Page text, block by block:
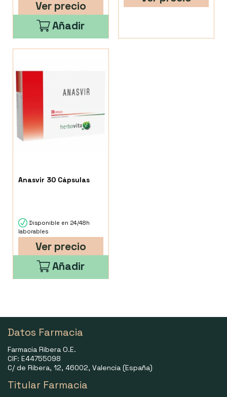
Ver precio
Añadir
Anasvir 30 Cápsulas
Disponible en 24/48h
laborables
Ver precio
Añadir
Datos Farmacia
Farmacia Ribera O.E.
CIF: E44755098
C/ de Ribera, 12, 46002, Valencia (España)
Titular Farmacia